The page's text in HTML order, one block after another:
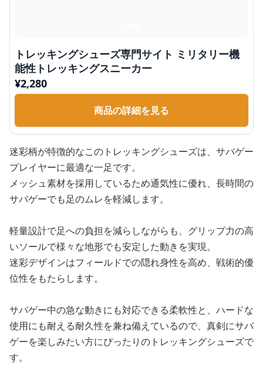
トレッキングシューズ専門サイト ミリタリー機
能性トレッキングスニーカー
¥2,280
商品の詳細を見る
迷彩柄が特徴的なこのトレッキングシューズは、サバゲー
プレイヤーに最適な一足です。
メッシュ素材を採用しているため通気性に優れ、長時間の
サバゲーでも足のムレを軽減します。
軽量設計で足への負担を減らしながらも、グリップ力の高
いソールで様々な地形でも安定した動きを実現。
迷彩デザインはフィールドでの隠れ身性を高め、戦術的優
位性をもたらします。
サバゲー中の急な動きにも対応できる柔軟性と、ハードな
使用にも耐える耐久性を兼ね備えているので、真剣にサバ
ゲーを楽しみたい方にぴったりのトレッキングシューズで
す。